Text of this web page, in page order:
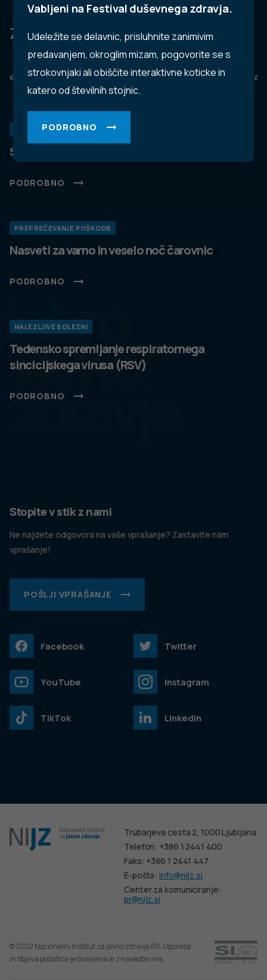
Vabljeni na Festival duševnega zdravja.
Udeležite se delavnic, prisluhnite zanimivim
predavanjem, okroglim mizam, pogovorite se s
strokovnjaki ali obiščite interaktivne koticke in
katero od številnih stojnic.
PODROBNO
javno
zdravje
Za dobro javno zdravje
eZdravje Podatkovni portal NIJZ ambulante
KORONAVIRUS
Spremljanje okužb s SARS-CoV-2 (covid-19)
PODROBNO
PREPREČEVANJE POŠKODB
Nasveti za varno in veselo noč čarovnic
PODROBNO
NALEZLJIVE BOLEZNI
Tedensko spremljanje respiratornega
sincicijskega virusa (RSV)
PODROBNO
Trubarjeva cesta 2, 1000 Ljubljana
Telefon: +386 1 2441 400
Faks: +386 1 2441 447
E-pošta:info@nijz.si
Center za komuniciranje:
pr@nijz.si
© 2022 Nacionalni Inštitut za javno zdravje RS. Uporaba
in objava podatkov je dovoljena le z navedbo vira.
Stopite v stik z nami
Ne najdete odgovora na vaše vprašanje? Zastavite nam
vprašanje!
POŠLJI VPRAŠANJE
Facebook Twitter
YouTube Instagram
TikTok LinkedIn